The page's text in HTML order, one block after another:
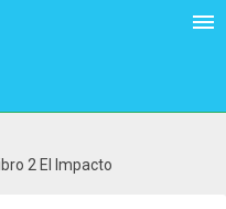
2 El Impacto